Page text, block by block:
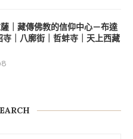
｜藏傳佛教的信仰中心－布達
寺｜八廓街｜哲蚌寺｜天上西藏